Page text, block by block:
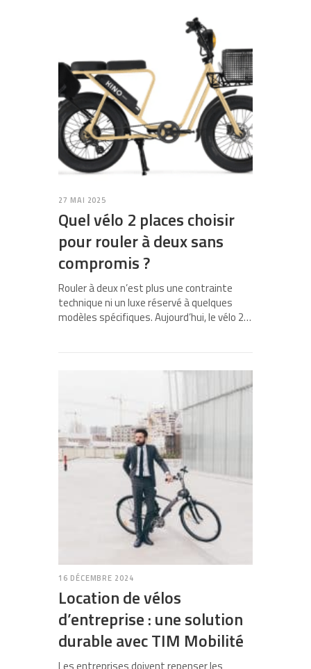
27 MAI 2025
Quel vélo 2 places choisir
pour rouler à deux sans
compromis ?
Rouler à deux n’est plus une contrainte
technique ni un luxe réservé à quelques
modèles spécifiques. Aujourd’hui, le vélo 2…
16 DÉCEMBRE 2024
Location de vélos
d’entreprise : une solution
durable avec TIM Mobilité
Les entreprises doivent repenser les